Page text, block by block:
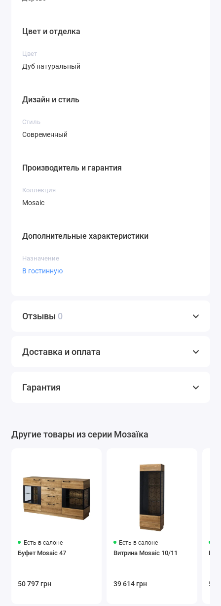
Цвет и отделка
Цвет
Дуб натуральный
Дизайн и стиль
Стиль
Современный
Производитель и гарантия
Коллекция
Mosaic
Дополнительные характеристики
Назначение
В гостинную
Отзывы 0
Доставка и оплата
Гарантия
Другие товары из серии Мозаїка
Есть в салоне
Буфет Mosaic 47
50 797 грн
Есть в салоне
Витрина Mosaic 10/11
39 614 грн 54